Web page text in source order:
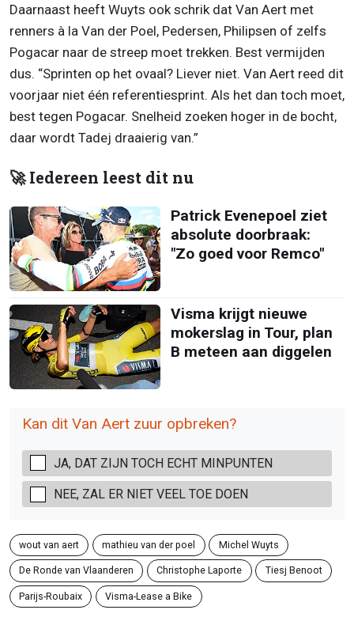
Daarnaast heeft Wuyts ook schrik dat Van Aert met
renners à la Van der Poel, Pedersen, Philipsen of zelfs
Pogacar naar de streep moet trekken. Best vermijden
dus. “Sprinten op het ovaal? Liever niet. Van Aert reed dit
voorjaar niet één referentiesprint. Als het dan toch moet,
best tegen Pogacar. Snelheid zoeken hoger in de bocht,
daar wordt Tadej draaierig van.”
🚀 Iedereen leest dit nu
Patrick Evenepoel ziet
absolute doorbraak:
"Zo goed voor Remco"
Visma krijgt nieuwe
mokerslag in Tour, plan
B meteen aan diggelen
Kan dit Van Aert zuur opbreken?
JA, DAT ZIJN TOCH ECHT MINPUNTEN
NEE, ZAL ER NIET VEEL TOE DOEN
wout van aert mathieu van der poel Michel Wuyts
De Ronde van Vlaanderen Christophe Laporte Tiesj Benoot
Parijs-Roubaix Visma-Lease a Bike